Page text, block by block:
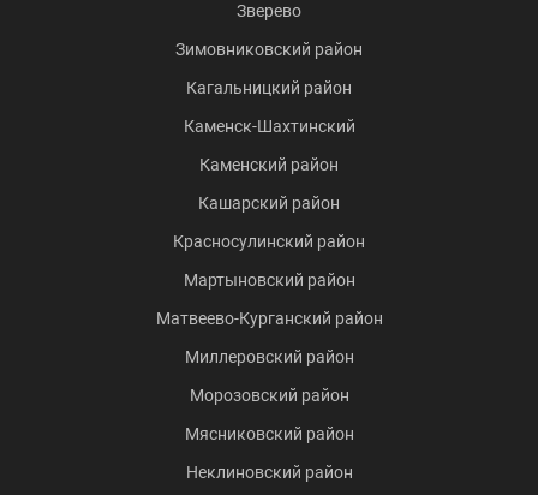
Зверево
Зимовниковский район
Кагальницкий район
Каменск-Шахтинский
Каменский район
Кашарский район
Красносулинский район
Мартыновский район
Матвеево-Курганский район
Миллеровский район
Морозовский район
Мясниковский район
Неклиновский район